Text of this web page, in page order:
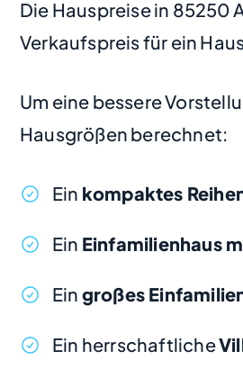
Die Hauspreise in
Verkaufspreis für ein
Um eine bessere
Hausgrößen berechnet:
Ein kompaktes
Ein Einfamilienhaus
Ein großes
Ein herrschaftliche